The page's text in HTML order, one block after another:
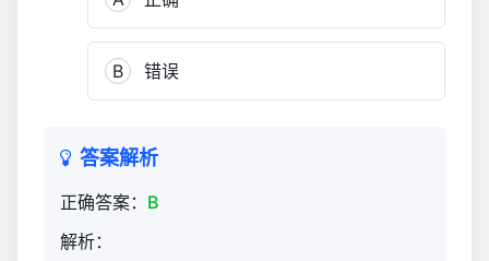
B 错误
答案解析
正确答案： B
解析：